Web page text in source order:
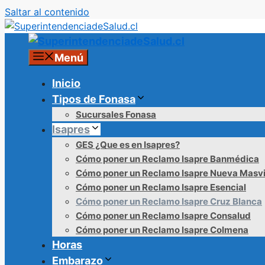
Saltar al contenido
Menú
Inicio
Tipos de Fonasa
Sucursales Fonasa
Isapres
GES ¿Que es en Isapres?
Cómo poner un Reclamo Isapre Banmédica
Cómo poner un Reclamo Isapre Nueva
Cómo poner un Reclamo Isapre Esencial
Cómo poner un Reclamo Isapre Cruz Blanca
Cómo poner un Reclamo Isapre Consalud
Cómo poner un Reclamo Isapre Colmena
Horas
Embarazo